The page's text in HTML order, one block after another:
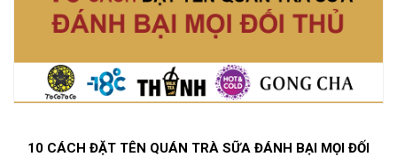
10 CÁCH ĐẶT TÊN QUÁN TRÀ SỮA ĐÁNH BẠI MỌI ĐỐI